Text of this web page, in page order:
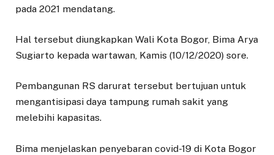
pada 2021 mendatang.
Hal tersebut diungkapkan Wali Kota Bogor, Bima Arya
Sugiarto kepada wartawan, Kamis (10/12/2020) sore.
Pembangunan RS darurat tersebut bertujuan untuk
mengantisipasi daya tampung rumah sakit yang
melebihi kapasitas.
Bima menjelaskan penyebaran covid-19 di Kota Bogor